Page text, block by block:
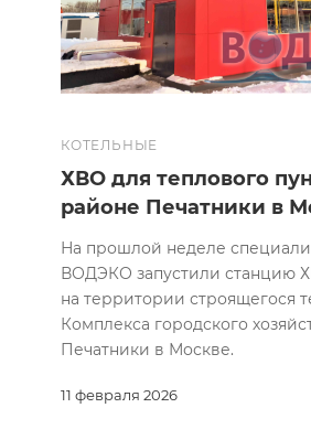
КОТЕЛЬНЫЕ
11 февраля 2026
ХВО для теплового
районе Печатники в
На прошлой неделе
ВОДЭКО запустили
на территории строящегося
Комплекса городского
Печатники в Москве.